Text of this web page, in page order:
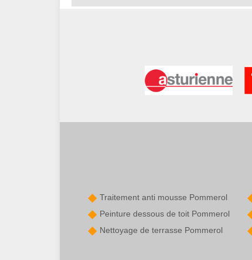
Traitement anti mousse Pommerol
Peinture dessous de toit Pommerol
Nettoyage de terrasse Pommerol